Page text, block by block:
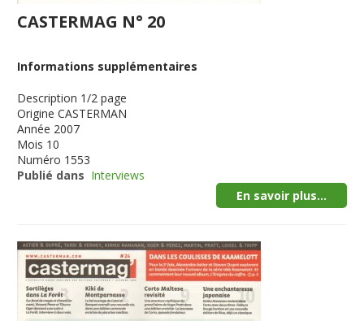
CASTERMAG N° 20
Informations supplémentaires
Description 1/2 page
Origine CASTERMAN
Année 2007
Mois 10
Numéro 1553
Publié dans Interviews
En savoir plus...